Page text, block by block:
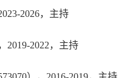
2026，主持
2019-2022，主持